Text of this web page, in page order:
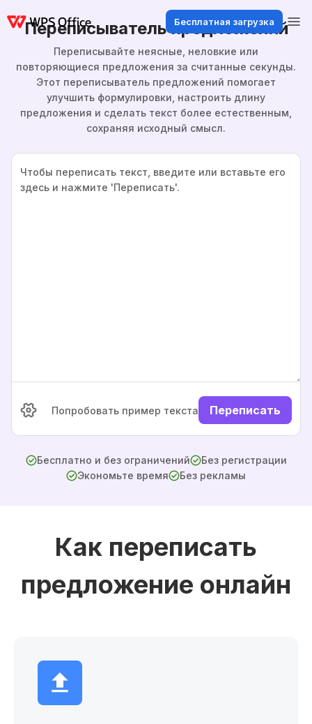
Бесплатная загрузка
Переписыватель предложений
Переписывайте неясные, неловкие или
повторяющиеся предложения за считанные секунды.
Этот переписыватель предложений помогает
улучшить формулировки, настроить длину
предложения и сделать текст более естественным,
сохраняя исходный смысл.
Попробовать пример текста Переписать
Бесплатно и без ограничений
Без регистрации
Экономьте время
Без рекламы
Как переписать
предложение онлайн